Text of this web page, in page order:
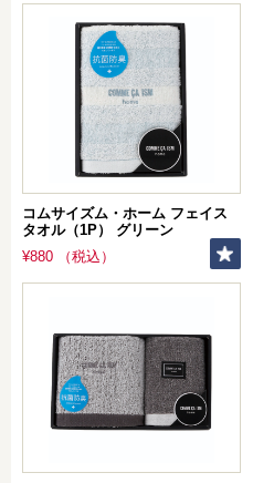
コムサイズム・ホーム フェイス
タオル（1P） グリーン
¥880 （税込）